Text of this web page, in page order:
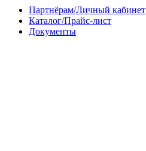
Партнёрам/Личный кабинет
Каталог/Прайс-лист
Документы